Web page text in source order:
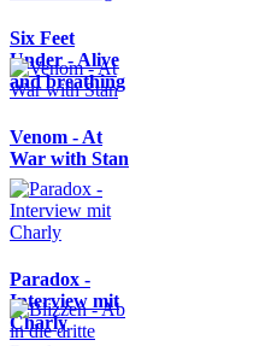
Six Feet
Under - Alive
and breathing
Venom - At
War with Stan
Paradox -
Interview mit
Charly